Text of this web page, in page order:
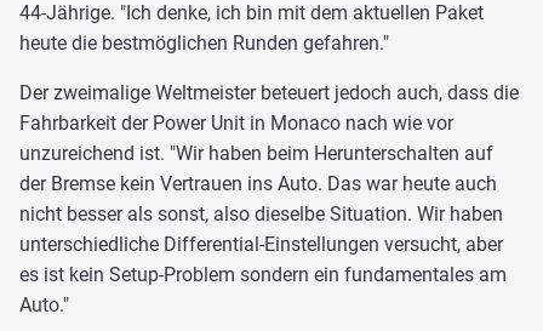
44-Jährige. "Ich denke, ich bin mit dem aktuellen Paket
heute die bestmöglichen Runden gefahren."
Der zweimalige Weltmeister beteuert jedoch auch, dass die
Fahrbarkeit der Power Unit in Monaco nach wie vor
unzureichend ist. "Wir haben beim Herunterschalten auf
der Bremse kein Vertrauen ins Auto. Das war heute auch
nicht besser als sonst, also dieselbe Situation. Wir haben
unterschiedliche Differential-Einstellungen versucht, aber
es ist kein Setup-Problem sondern ein fundamentales am
Auto."